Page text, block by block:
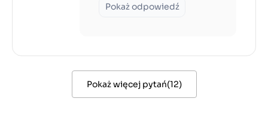
Pokaż odpowiedź
Pokaż więcej pytań(12)